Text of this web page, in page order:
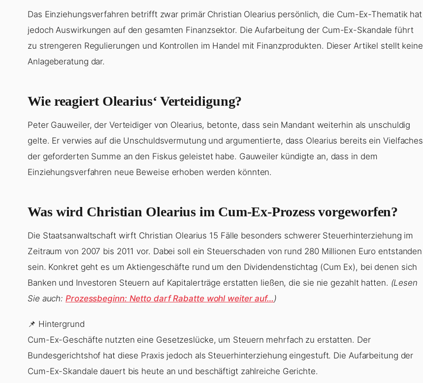
Das Einziehungsverfahren betrifft zwar primär Christian Olearius persönlich, die Cum-Ex-Thematik hat
jedoch Auswirkungen auf den gesamten Finanzsektor. Die Aufarbeitung der Cum-Ex-Skandale führt
zu strengeren Regulierungen und Kontrollen im Handel mit Finanzprodukten. Dieser Artikel stellt keine
Anlageberatung dar.
Wie reagiert Olearius‘ Verteidigung?
Peter Gauweiler, der Verteidiger von Olearius, betonte, dass sein Mandant weiterhin als unschuldig
gelte. Er verwies auf die Unschuldsvermutung und argumentierte, dass Olearius bereits ein Vielfaches
der geforderten Summe an den Fiskus geleistet habe. Gauweiler kündigte an, dass in dem
Einziehungsverfahren neue Beweise erhoben werden könnten.
Was wird Christian Olearius im Cum-Ex-Prozess vorgeworfen?
Die Staatsanwaltschaft wirft Christian Olearius 15 Fälle besonders schwerer Steuerhinterziehung im
Zeitraum von 2007 bis 2011 vor. Dabei soll ein Steuerschaden von rund 280 Millionen Euro entstanden
sein. Konkret geht es um Aktiengeschäfte rund um den Dividendenstichtag (Cum Ex), bei denen sich
Banken und Investoren Steuern auf Kapitalerträge erstatten ließen, die sie nie gezahlt hatten. (Lesen
Sie auch:Prozessbeginn: Netto darf Rabatte wohl weiter auf…)
📌 Hintergrund
Cum-Ex-Geschäfte nutzten eine Gesetzeslücke, um Steuern mehrfach zu erstatten. Der
Bundesgerichtshof hat diese Praxis jedoch als Steuerhinterziehung eingestuft. Die Aufarbeitung der
Cum-Ex-Skandale dauert bis heute an und beschäftigt zahlreiche Gerichte.